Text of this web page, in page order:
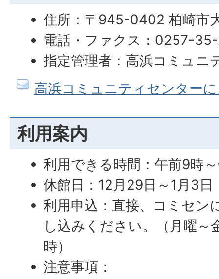
住所：〒945-0402 柏崎市
電話・ファクス：0257-
指定管理者：高浜コミュニ
高浜コミュニティセンター
利用案内
利用できる時間：午前9時
休館日：12月29日～1月3日
利用申込：直接、コミセン
し込みください。（月曜～
時）
注意事項：